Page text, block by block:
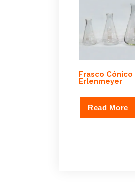
Frasco Cónico
Erlenmeyer
Read More